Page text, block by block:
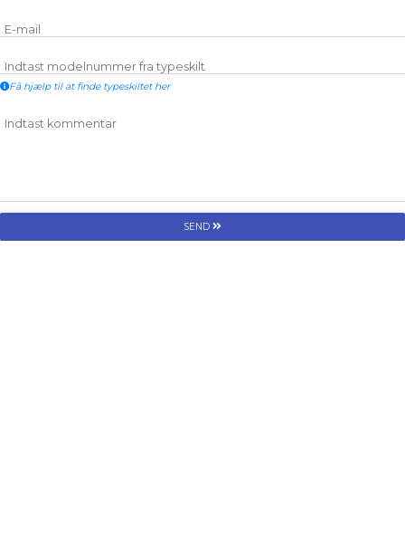
E-mail
Indtast modelnummer fra typeskilt
Få hjælp til at finde typeskiltet her
Indtast kommentar
SEND